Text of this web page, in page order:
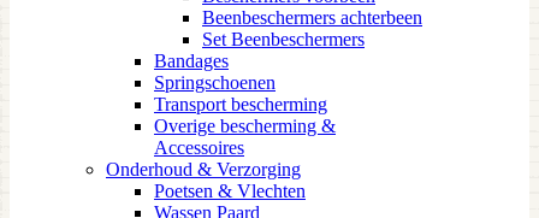
Beenbeschermers achterbeen
Set Beenbeschermers
Bandages
Springschoenen
Transport bescherming
Overige bescherming &
Accessoires
Onderhoud & Verzorging
Poetsen & Vlechten
Wassen Paard